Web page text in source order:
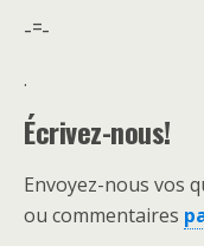
-=-
.
Écrivez-nous!
Envoyez-nous vos
ou commentaires